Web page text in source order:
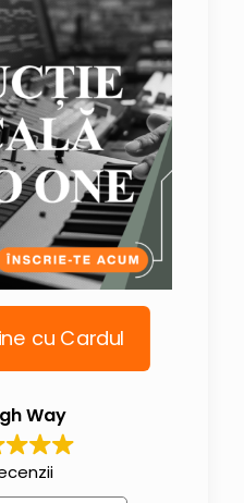
cu Cardul
Way